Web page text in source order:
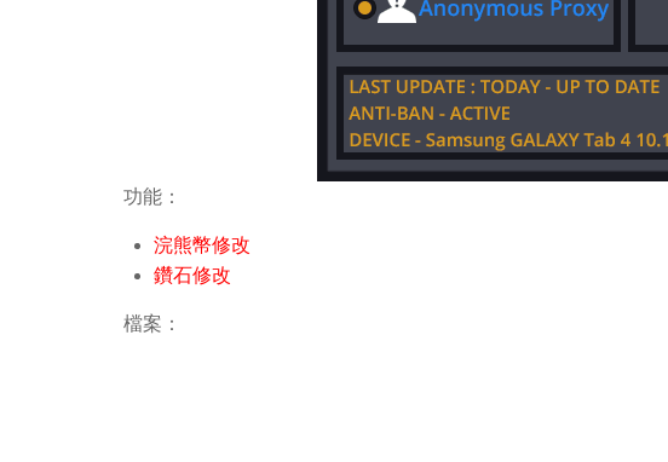
功能：
浣熊幣修改
鑽石修改
檔案：